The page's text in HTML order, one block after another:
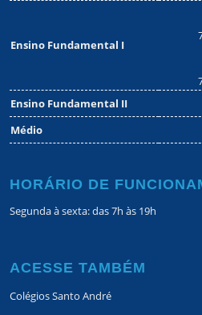
Ensino Fundamental I
Ensino Fundamental II
Médio
HORÁRIO DE
Segunda à sexta: das 7h às 19h
ACESSE TAMBÉM
Colégios Santo André